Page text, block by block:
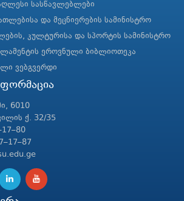
სასწავლებლები
და მეცნიერების სამინისტრო
კულტურისა და სპორტის სამინისტრო
ეროვნული ბიბლიოთეკა
ვებგვერდი
6010
ქ. 32/35